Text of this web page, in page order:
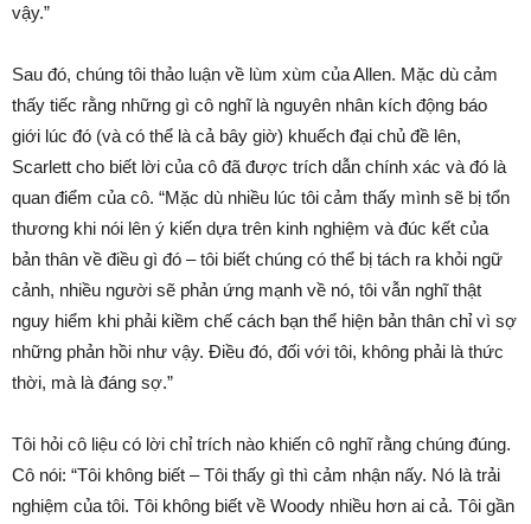
vậy.”
Sau đó, chúng tôi thảo luận về lùm xùm của Allen. Mặc dù cảm
thấy tiếc rằng những gì cô nghĩ là nguyên nhân kích động báo
giới lúc đó (và có thể là cả bây giờ) khuếch đại chủ đề lên,
Scarlett cho biết lời của cô đã được trích dẫn chính xác và đó là
quan điểm của cô. “Mặc dù nhiều lúc tôi cảm thấy mình sẽ bị tổn
thương khi nói lên ý kiến dựa trên kinh nghiệm và đúc kết của
bản thân về điều gì đó – tôi biết chúng có thể bị tách ra khỏi ngữ
cảnh, nhiều người sẽ phản ứng mạnh về nó, tôi vẫn nghĩ thật
nguy hiểm khi phải kiềm chế cách bạn thể hiện bản thân chỉ vì sợ
những phản hồi như vậy. Điều đó, đối với tôi, không phải là thức
thời, mà là đáng sợ.”
Tôi hỏi cô liệu có lời chỉ trích nào khiến cô nghĩ rằng chúng đúng.
Cô nói: “Tôi không biết – Tôi thấy gì thì cảm nhận nấy. Nó là trải
nghiệm của tôi. Tôi không biết về Woody nhiều hơn ai cả. Tôi gần